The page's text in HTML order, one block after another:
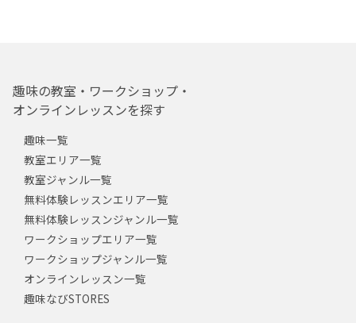
趣味の教室・ワークショップ・
オンラインレッスンを探す
趣味一覧
教室エリア一覧
教室ジャンル一覧
無料体験レッスンエリア一覧
無料体験レッスンジャンル一覧
ワークショップエリア一覧
ワークショップジャンル一覧
オンラインレッスン一覧
趣味なびSTORES